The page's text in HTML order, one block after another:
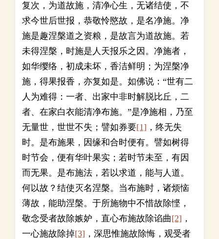
复次，为道故施，清净心生，无诸结使，不
求今世后世报，恭敬怜愍故，是名净施。净
施是趣涅槃道之资粮，是故言为道故施。若
未得涅槃，时施是人天报乐之因。净施者，
如华缨络，初成未坏，香洁鲜明；为涅槃净
施，得果报香，亦复如是。如佛说：“世有二
人为难得：一者、出家中非时解脱比丘，二
者、在家白衣能清净布施。”是净施相，乃至
无量世，世世不失；譬如券要[1] ，终无失
时。是布施果，因缘和合时便有。譬如树得
时节会，便有华叶果实；若时节未至，有因
而无果。是布施法，若以求道，能与人道。
何以故？结使灭名涅槃。当布施时，诸烦恼
薄故，能助涅槃。于所施物中不惜故除悭，
敬念受者故除嫉妒，直心布施故除谄曲[2] ，
一心施故除掉[3] ，深思惟施故除悔，观受者